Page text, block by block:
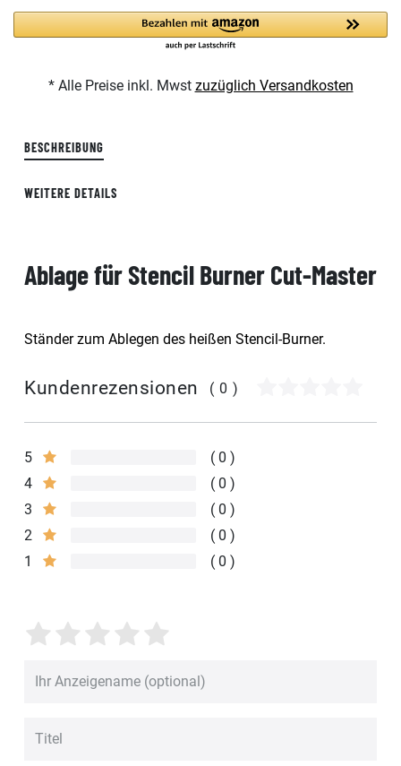
* Alle Preise inkl. Mwst zuzüglich Versandkosten
BESCHREIBUNG
WEITERE DETAILS
Ablage für Stencil Burner Cut-Master
Ständer zum Ablegen des heißen Stencil-Burner.
Kundenrezensionen (0)
5
0
4
0
3
0
2
0
1
0